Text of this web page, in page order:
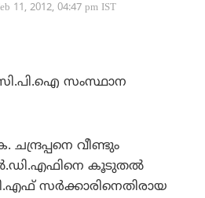
11, 2012, 04:47 pm IST
സംസ്ഥാന
ചന്ദ്രപ്പനെ വീണ്ടും
കൂടുതല്‍
സര്‍ക്കാരിനെതിരായ